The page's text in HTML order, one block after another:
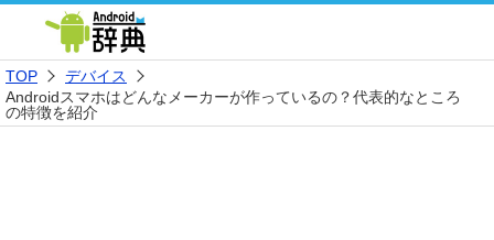
TOP
デバイス
Androidスマホはどんなメーカーが作っているの？代表的なところ
の特徴を紹介